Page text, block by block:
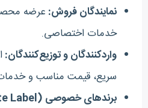
نمایندگان فروش: عرضه
خدمات اختصاصی.
واردکنندگان و توزیع‌کنندگان:
سریع، قیمت مناسب و
برندهای خصوصی (Private Label):